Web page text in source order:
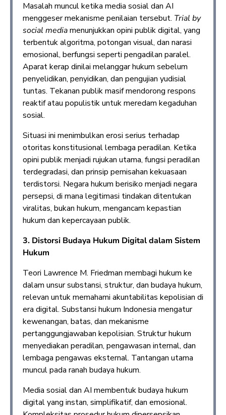
Masalah muncul ketika media sosial dan AI
menggeser mekanisme penilaian tersebut. Trial by
social mediamenunjukkan opini publik digital, yang
terbentuk algoritma, potongan visual, dan narasi
emosional, berfungsi seperti pengadilan paralel.
Aparat kerap dinilai melanggar hukum sebelum
penyelidikan, penyidikan, dan pengujian yudisial
tuntas. Tekanan publik masif mendorong respons
reaktif atau populistik untuk meredam kegaduhan
sosial.
Situasi ini menimbulkan erosi serius terhadap
otoritas konstitusional lembaga peradilan. Ketika
opini publik menjadi rujukan utama, fungsi peradilan
terdegradasi, dan prinsip pemisahan kekuasaan
terdistorsi. Negara hukum berisiko menjadi negara
persepsi, di mana legitimasi tindakan ditentukan
viralitas, bukan hukum, mengancam kepastian
hukum dan kepercayaan publik.
3. Distorsi Budaya Hukum Digital dalam Sistem
Hukum
Teori Lawrence M. Friedman membagi hukum ke
dalam unsur substansi, struktur, dan budaya hukum,
relevan untuk memahami akuntabilitas kepolisian di
era digital. Substansi hukum Indonesia mengatur
kewenangan, batas, dan mekanisme
pertanggungjawaban kepolisian. Struktur hukum
menyediakan peradilan, pengawasan internal, dan
lembaga pengawas eksternal. Tantangan utama
muncul pada ranah budaya hukum.
Media sosial dan AI membentuk budaya hukum
digital yang instan, simplifikatif, dan emosional.